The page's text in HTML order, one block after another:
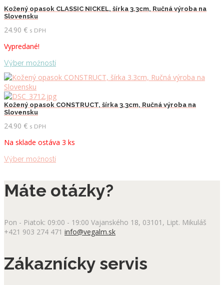
Kožený opasok CLASSIC NICKEL, šírka 3.3cm, Ručná výroba na
Slovensku
24.90 € s DPH
Vypredané!
Výber možnostíTento
má
variantov.
Možnosti
vybrať
na
stránke
Kožený opasok CONSTRUCT, šírka 3.3cm, Ručná výroba na
Slovensku
24.90 € s DPH
Na sklade ostáva 3 ks
Výber možnostíTento
viacero
variantov.
môžete
vybrať
produktu.
Máte otázky?
Pon - Piatok: 09:00 - 19:00 Vajanského 18, 03101, Lipt. Mikuláš
+421 903 274 471 info@vegalm.sk
Zákaznícky servis